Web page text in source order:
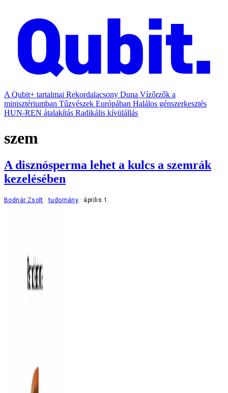
A Qubit+ tartalmai Rekordalacsony Duna Vízőrzők a
minisztériumban Tűzvészek Európában Halálos génszerkesztés
HUN-REN átalakítás Radikális kívülállás
szem
A disznósperma lehet a kulcs a szemrák
kezelésében
Bodnár Zsolt tudomány április 1.